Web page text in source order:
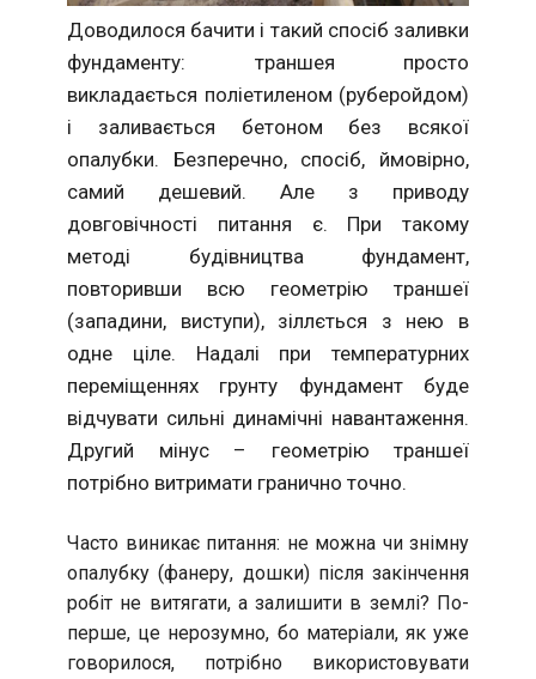
Доводилося бачити і такий спосіб заливки
фундаменту: траншея просто
викладається поліетиленом (руберойдом)
і заливається бетоном без всякої
опалубки. Безперечно, спосіб, ймовірно,
самий дешевий. Але з приводу
довговічності питання є. При такому
методі будівництва фундамент,
повторивши всю геометрію траншеї
(западини, виступи), зіллється з нею в
одне ціле. Надалі при температурних
переміщеннях грунту фундамент буде
відчувати сильні динамічні навантаження.
Другий мінус – геометрію траншеї
потрібно витримати гранично точно.
Часто виникає питання: не можна чи знімну
опалубку (фанеру, дошки) після закінчення
робіт не витягати, а залишити в землі? По-
перше, це нерозумно, бо матеріали, як уже
говорилося, потрібно використовувати